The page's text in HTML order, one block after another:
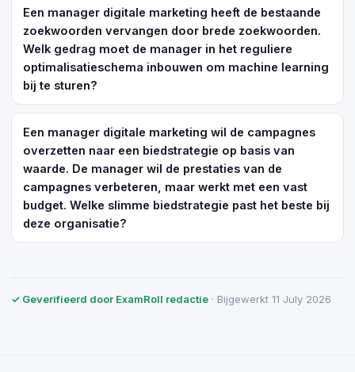
Een manager digitale marketing heeft de bestaande
zoekwoorden vervangen door brede zoekwoorden.
Welk gedrag moet de manager in het reguliere
optimalisatieschema inbouwen om machine learning
bij te sturen?
Een manager digitale marketing wil de campagnes
overzetten naar een biedstrategie op basis van
waarde. De manager wil de prestaties van de
campagnes verbeteren, maar werkt met een vast
budget. Welke slimme biedstrategie past het beste bij
deze organisatie?
✓ Geverifieerd door ExamRoll redactie · Bijgewerkt 11 July 2026